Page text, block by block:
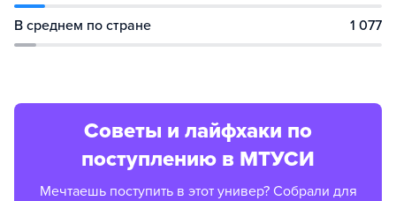
В среднем по стране 1 077
Советы и лайфхаки по
поступлению в МТУСИ
Мечтаешь поступить в этот универ? Собрали для